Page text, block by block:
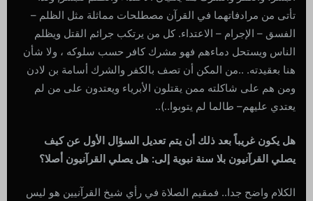
تأتى من مرادفاتهما في القرآن مصطلحات مماثلة مثل الظلم –
الفسق – الإجرام – الاعتداء. كل من يرتكب جرائم القتل ويظلم
الناس ويستحل دماءهم فهو مشرك كافر حسب سلوكه ، ولا شأن
هنا بعقيدته. ..من المكن أن تصف بالكفر والشرك أسامة بن لادن
ومن هم على شاكلته ممن يقتلون الأبرياء ويعتدون على من لم
يعتدي عليهم– طالما لم يتوبوا..)..
هل يكون غريباً بعد ذلك أن يتم تعديل السؤال الأول عن كيف
يصلي القرآنيون بلا سنة نبوية إلى: هل يصلي القرآنيون أصلا؟
الكلام واضح جدا.. فمقيم الصلاة في رأي شيخ القرآنيين هو ليس